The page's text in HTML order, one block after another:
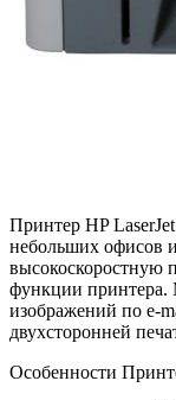
Принтер HP
небольших офисов
высокоскоростную
функции принтера.
изображений по e-
двухсторонней
Особенности